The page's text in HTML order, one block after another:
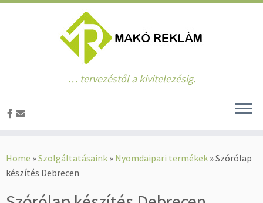
to
content
… tervezéstől a kivitelezésig.
Home »Szolgáltatásaink » Nyomdaipari termékek »Szórólap
készítés Debrecen